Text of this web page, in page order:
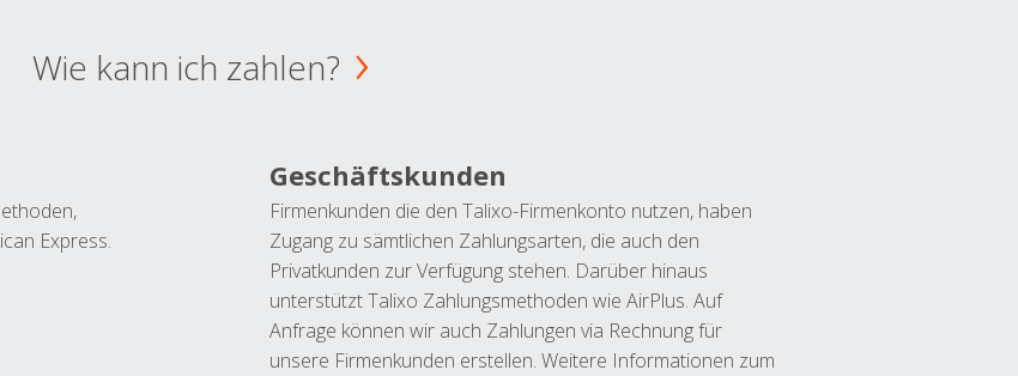
Wie kann ich zahlen?
Express.
Geschäftskunden
Firmenkunden die den Talixo-Firmenkonto nutzen, haben
Zugang zu sämtlichen Zahlungsarten, die auch den
Privatkunden zur Verfügung stehen. Darüber hinaus
unterstützt Talixo Zahlungsmethoden wie AirPlus. Auf
Anfrage können wir auch Zahlungen via Rechnung für
unsere Firmenkunden erstellen. Weitere Informationen zum